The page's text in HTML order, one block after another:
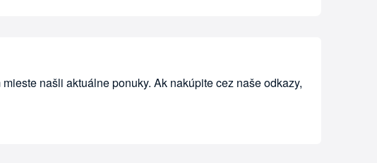
našli aktuálne ponuky. Ak nakúpite cez naše odkazy,